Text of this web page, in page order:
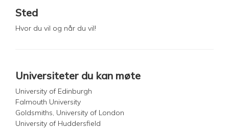
Sted
Hvor du vil og når du vil!
Universiteter du kan møte
University of Edinburgh
Falmouth University
Goldsmiths, University of London
University of Huddersfield